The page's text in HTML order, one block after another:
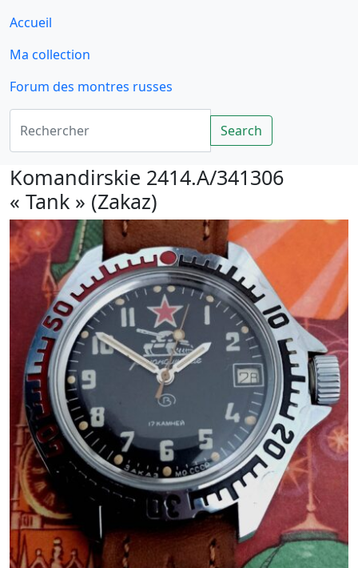
Accueil
Ma collection
Forum des montres russes
Rechercher
Search
Komandirskie 2414.A/341306
« Tank » (Zakaz)